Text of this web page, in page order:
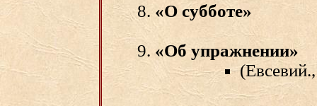
«О субботе»
«Об упражнении»